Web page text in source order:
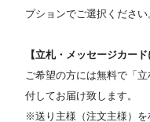
プションでご選択ください
【立札・メッセージカード
ご希望の方には無料で「
付してお届け致します。
※送り主様（注文主様）